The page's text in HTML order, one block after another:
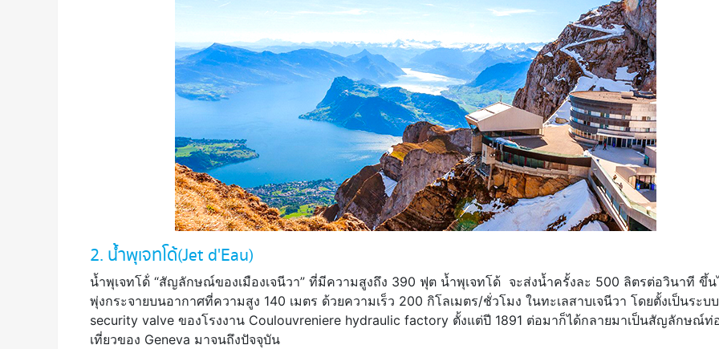
2. น้ำพุเจทโด้ (Jet d'Eau)
น้ำพุเจทโด้่ “สัญลักษณ์ของเมืองเจนีวา” ที่มีความสูงถึง 390 ฟุต น้ำพุเจทโด้ จะส่งน้ำครั้งละ 500 ลิตรต่อวินาที ขึ้น
พุ่งกระจายบนอากาศที่ความสูง 140 เมตร ด้วยความเร็ว 200 กิโลเมตร/ชั่วโมง ในทะเลสาบเจนีวา โดยตั้งเป็นระบบ
security valve ของโรงงาน Coulouvreniere hydraulic factory ตั้งแต่ปี 1891 ต่อมาก็ได้กลายมาเป็นสัญลักษณ์ท่
เที่ยวของ Geneva มาจนถึงปัจจุบัน